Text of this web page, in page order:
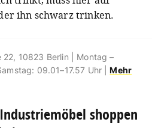
ihn schwarz trinken.
10823 Berlin | Montag –
09.01–17.57 Uhr |Mehr
shoppen